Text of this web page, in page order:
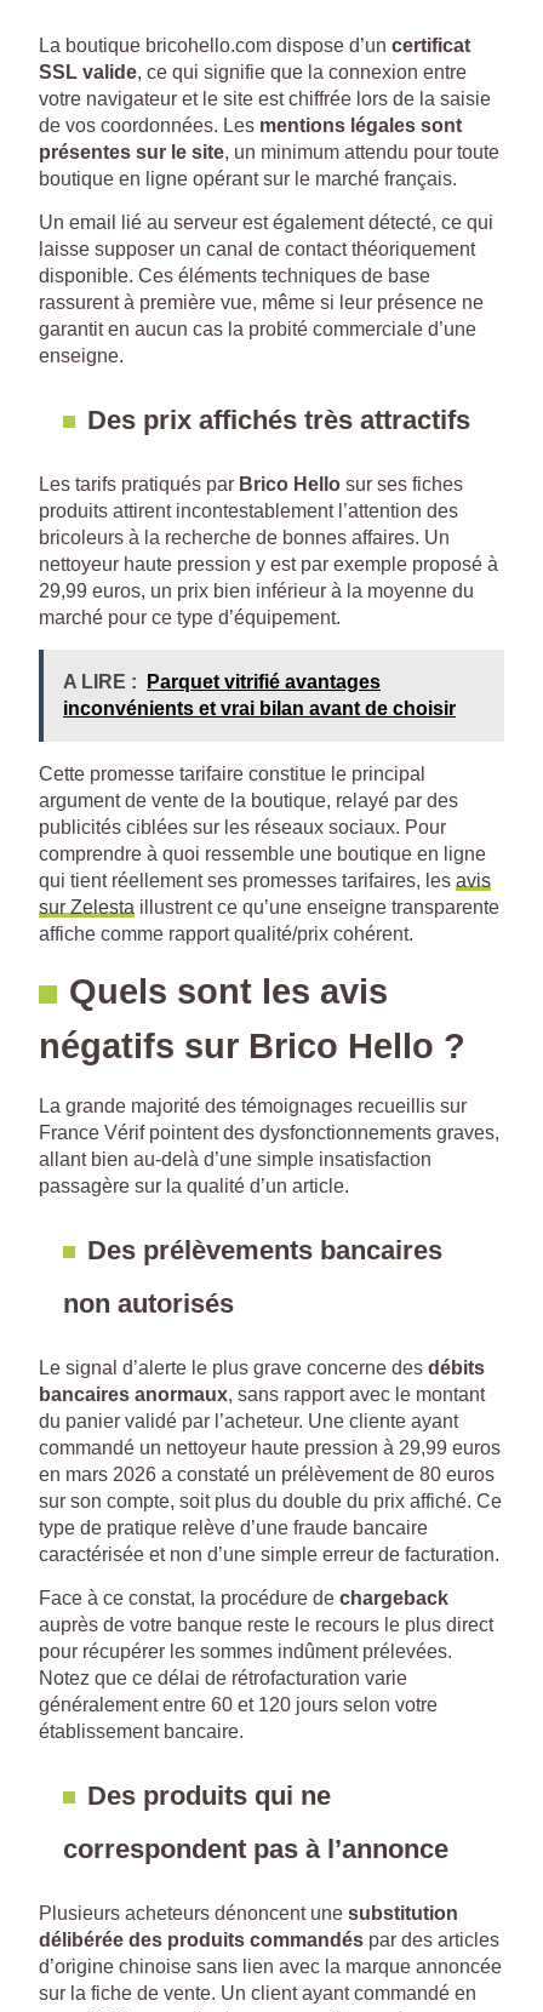
La boutique bricohello.com dispose d’un certificat
SSL valide, ce qui signifie que la connexion entre
votre navigateur et le site est chiffrée lors de la saisie
de vos coordonnées. Les mentions légales sont
présentes sur le site, un minimum attendu pour toute
boutique en ligne opérant sur le marché français.
Un email lié au serveur est également détecté, ce qui
laisse supposer un canal de contact théoriquement
disponible. Ces éléments techniques de base
rassurent à première vue, même si leur présence ne
garantit en aucun cas la probité commerciale d’une
enseigne.
Des prix affichés très attractifs
Les tarifs pratiqués par Brico Hello sur ses fiches
produits attirent incontestablement l’attention des
bricoleurs à la recherche de bonnes affaires. Un
nettoyeur haute pression y est par exemple proposé à
29,99 euros, un prix bien inférieur à la moyenne du
marché pour ce type d’équipement.
A LIRE :
Parquet vitrifié avantages
inconvénients et vrai bilan avant de choisir
Cette promesse tarifaire constitue le principal
argument de vente de la boutique, relayé par des
publicités ciblées sur les réseaux sociaux. Pour
comprendre à quoi ressemble une boutique en ligne
qui tient réellement ses promesses tarifaires, les avis
sur Zelesta illustrent ce qu’une enseigne transparente
affiche comme rapport qualité/prix cohérent.
Quels sont les avis
négatifs sur Brico Hello ?
La grande majorité des témoignages recueillis sur
France Vérif pointent des dysfonctionnements graves,
allant bien au-delà d’une simple insatisfaction
passagère sur la qualité d’un article.
Des prélèvements bancaires
non autorisés
Le signal d’alerte le plus grave concerne des débits
bancaires anormaux, sans rapport avec le montant
du panier validé par l’acheteur. Une cliente ayant
commandé un nettoyeur haute pression à 29,99 euros
en mars 2026 a constaté un prélèvement de 80 euros
sur son compte, soit plus du double du prix affiché. Ce
type de pratique relève d’une fraude bancaire
caractérisée et non d’une simple erreur de facturation.
Face à ce constat, la procédure de chargeback
auprès de votre banque reste le recours le plus direct
pour récupérer les sommes indûment prélevées.
Notez que ce délai de rétrofacturation varie
généralement entre 60 et 120 jours selon votre
établissement bancaire.
Des produits qui ne
correspondent pas à l’annonce
Plusieurs acheteurs dénoncent une substitution
délibérée des produits commandés par des articles
d’origine chinoise sans lien avec la marque annoncée
sur la fiche de vente. Un client ayant commandé en